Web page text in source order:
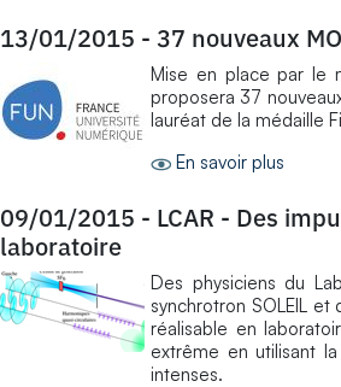
13/01/2015 - 37 nouveaux
Mise en place par le
proposera 37
lauréat de la médaille
En savoir plus
09/01/2015 - LCAR - Des
laboratoire
Des physiciens du
synchrotron SOLEIL
réalisable en
extrême en utilisant
intenses.